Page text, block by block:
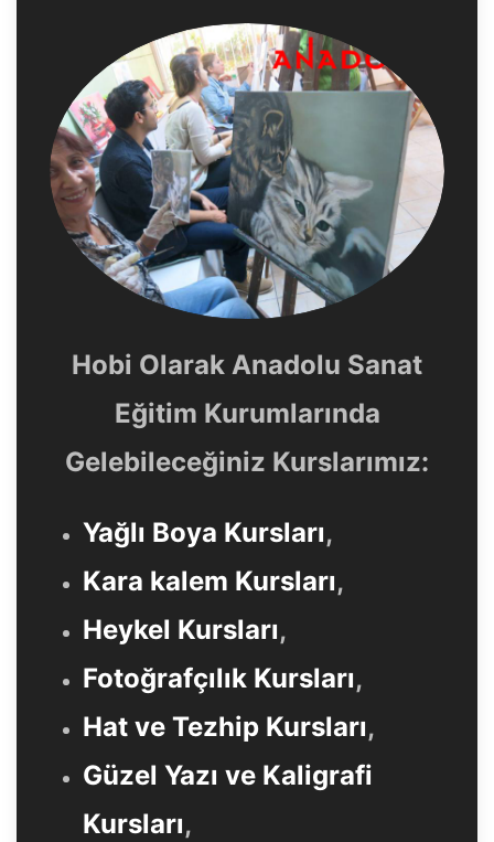
Hobi Olarak Anadolu Sanat
Eğitim Kurumlarında
Gelebileceğiniz Kurslarımız:
Yağlı Boya Kursları,
Kara kalem Kursları,
Heykel Kursları,
Fotoğrafçılık Kursları,
Hat ve Tezhip Kursları,
Güzel Yazı ve Kaligrafi
Kursları,